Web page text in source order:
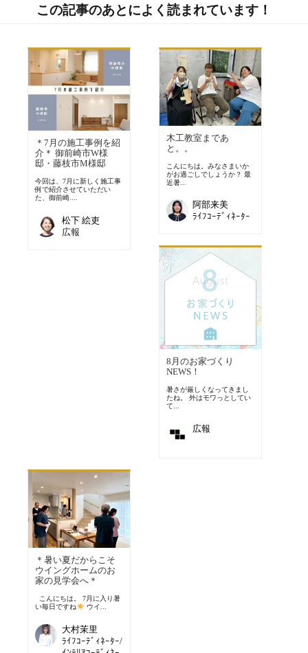
この記事のあとによく読まれています！
＊7月の施工事例を紹
介＊ 御前崎市W様
邸・藤枝市M様邸
今回は、7月に新しく施工事
例で紹介させていただい
た、御前崎....
松下 絵吏
広報
木工教室まであ
と。。
こんにちは。みなさまいか
がお過ごしでしょうか？ 最
近暑...
阿部来美
ﾗｲﾌｺｰﾃﾞｨﾈｰﾀｰ
8月のお家づくり
NEWS！
暑さが厳しくなってきまし
たね。 外はモワっとしてい
て...
広報
＊暑い夏だからこそ
ウイングホームのお
家の見学会へ＊
こんにちは。 7月に入り暑
い毎日ですね
ウイ...
大村茉里
ﾗｲﾌｺｰﾃﾞｨﾈｰﾀｰ/